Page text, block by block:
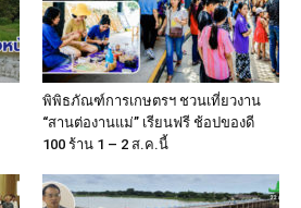
พิพิธภัณฑ์การเกษตรฯ ชวนเที่ยวงาน
“สานต่องานแม่” เรียนฟรี ช้อปของดี
100 ร้าน 1 – 2 ส.ค.นี้